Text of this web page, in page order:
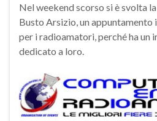
Nel weekend scorso si è svolta
Busto Arsizio, un
per i radioamatori, perché ha un
dedicato a loro.